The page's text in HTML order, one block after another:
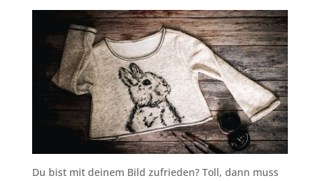
Du bist mit deinem Bild zufrieden? Toll, dann muss